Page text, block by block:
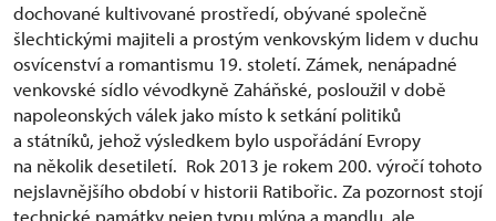
dochované kultivované prostředí, obývané společně
šlechtickými majiteli a prostým venkovským lidem v duchu
osvícenství a romantismu 19. století. Zámek, nenápadné
venkovské sídlo vévodkyně Zaháňské, posloužil v době
napoleonských válek jako místo k setkání politiků
a státníků, jehož výsledkem bylo uspořádání Evropy
na několik desetiletí. Rok 2013 je rokem 200. výročí tohoto
nejslavnějšího období v historii Ratibořic. Za pozornost stojí
technické památky nejen typu mlýna a mandlu, ale